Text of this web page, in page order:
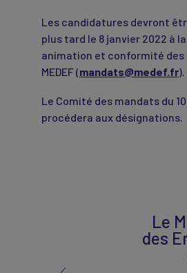
Les candidatures devront
plus tard le 8 janvier 2022 à
animation et conformité des
MEDEF (mandats@medef.fr).
Le Comité des mandats du
procédera aux désignations.
Le
des